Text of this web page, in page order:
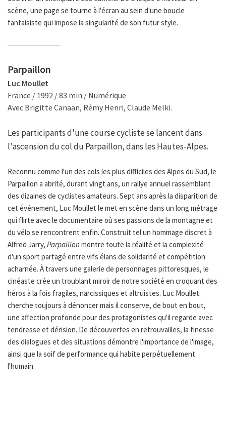
scène, une page se tourne à l'écran au sein d'une boucle
fantaisiste qui impose la singularité de son futur style.
Parpaillon
Luc Moullet
France / 1992 / 83 min / Numérique
Avec Brigitte Canaan, Rémy Henri, Claude Melki.
Les participants d'une course cycliste se lancent dans
l'ascension du col du Parpaillon, dans les Hautes-Alpes.
Reconnu comme l'un des cols les plus difficiles des Alpes du Sud, le
Parpaillon a abrité, durant vingt ans, un rallye annuel rassemblant
des dizaines de cyclistes amateurs. Sept ans après la disparition de
cet événement, Luc Moullet le met en scène dans un long métrage
qui flirte avec le documentaire où ses passions de la montagne et
du vélo se rencontrent enfin. Construit tel un hommage discret à
Alfred Jarry, Parpaillon montre toute la réalité et la complexité
d'un sport partagé entre vifs élans de solidarité et compétition
acharnée. À travers une galerie de personnages pittoresques, le
cinéaste crée un troublant miroir de notre société en croquant des
héros à la fois fragiles, narcissiques et altruistes. Luc Moullet
cherche toujours à dénoncer mais il conserve, de bout en bout,
une affection profonde pour des protagonistes qu'il regarde avec
tendresse et dérision. De découvertes en retrouvailles, la finesse
des dialogues et des situations démontre l'importance de l'image,
ainsi que la soif de performance qui habite perpétuellement
l'humain.